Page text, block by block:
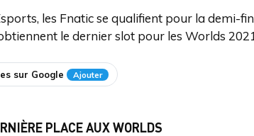
les Fnatic se qualifient pour la demi-
le dernier slot pour les Worlds
sur Google Ajouter
PLACE AUX WORLDS